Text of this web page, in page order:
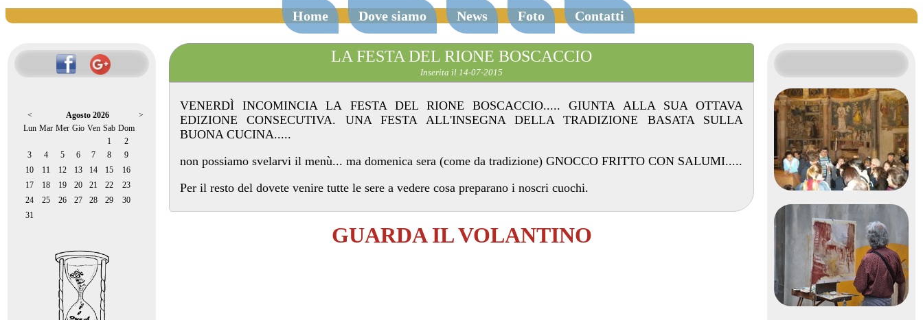
Home Dove siamo News Foto Contatti
< Agosto 2026
>
Lun Mar Mer Gio Ven Sab Dom
1
2
3
4 5 6 7 8
9
10
11 12 13 14 15
16
17
18 19 20 21 22
23
24
25 26 27 28 29
30
31
LA FESTA DEL RIONE BOSCACCIO
Inserita il 14-07-2015
VENERDÌ INCOMINCIA LA FESTA DEL RIONE BOSCACCIO..... GIUNTA ALLA SUA OTTAVA
EDIZIONE CONSECUTIVA. UNA FESTA ALL'INSEGNA DELLA TRADIZIONE BASATA SULLA
BUONA CUCINA.....
non possiamo svelarvi il menù... ma domenica sera (come da tradizione) GNOCCO FRITTO CON SALUMI.....
Per il resto del dovete venire tutte le sere a vedere cosa preparano i noscri cuochi.
GUARDA IL VOLANTINO